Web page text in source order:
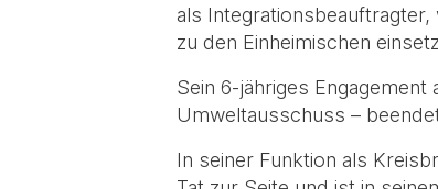
als
zu den Einheimischen
Sein 6-jähriges
Umweltausschuss –
In seiner Funktion als